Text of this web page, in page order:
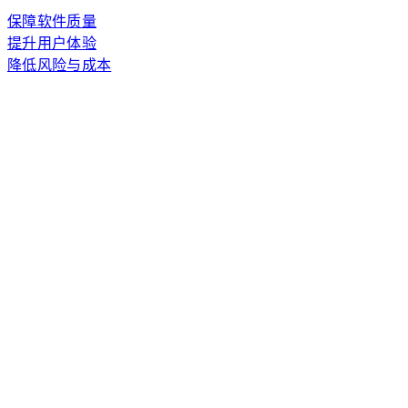
保障软件质量
提升用户体验
降低风险与成本